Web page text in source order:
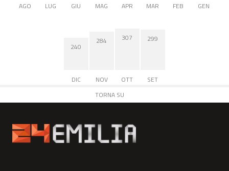
AGO
LUG GIU MAG APR MAR FEB GEN
240
DIC
284
NOV
307
OTT
299
SET
TORNA SU